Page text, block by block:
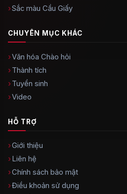
Sắc màu Cầu Giấy
CHUYÊN MỤC KHÁC
Văn hóa Chào hỏi
Thành tích
Tuyển sinh
Video
HỖ TRỢ
Giới thiệu
Liên hệ
Chính sách bảo mật
Điều khoản sử dụng